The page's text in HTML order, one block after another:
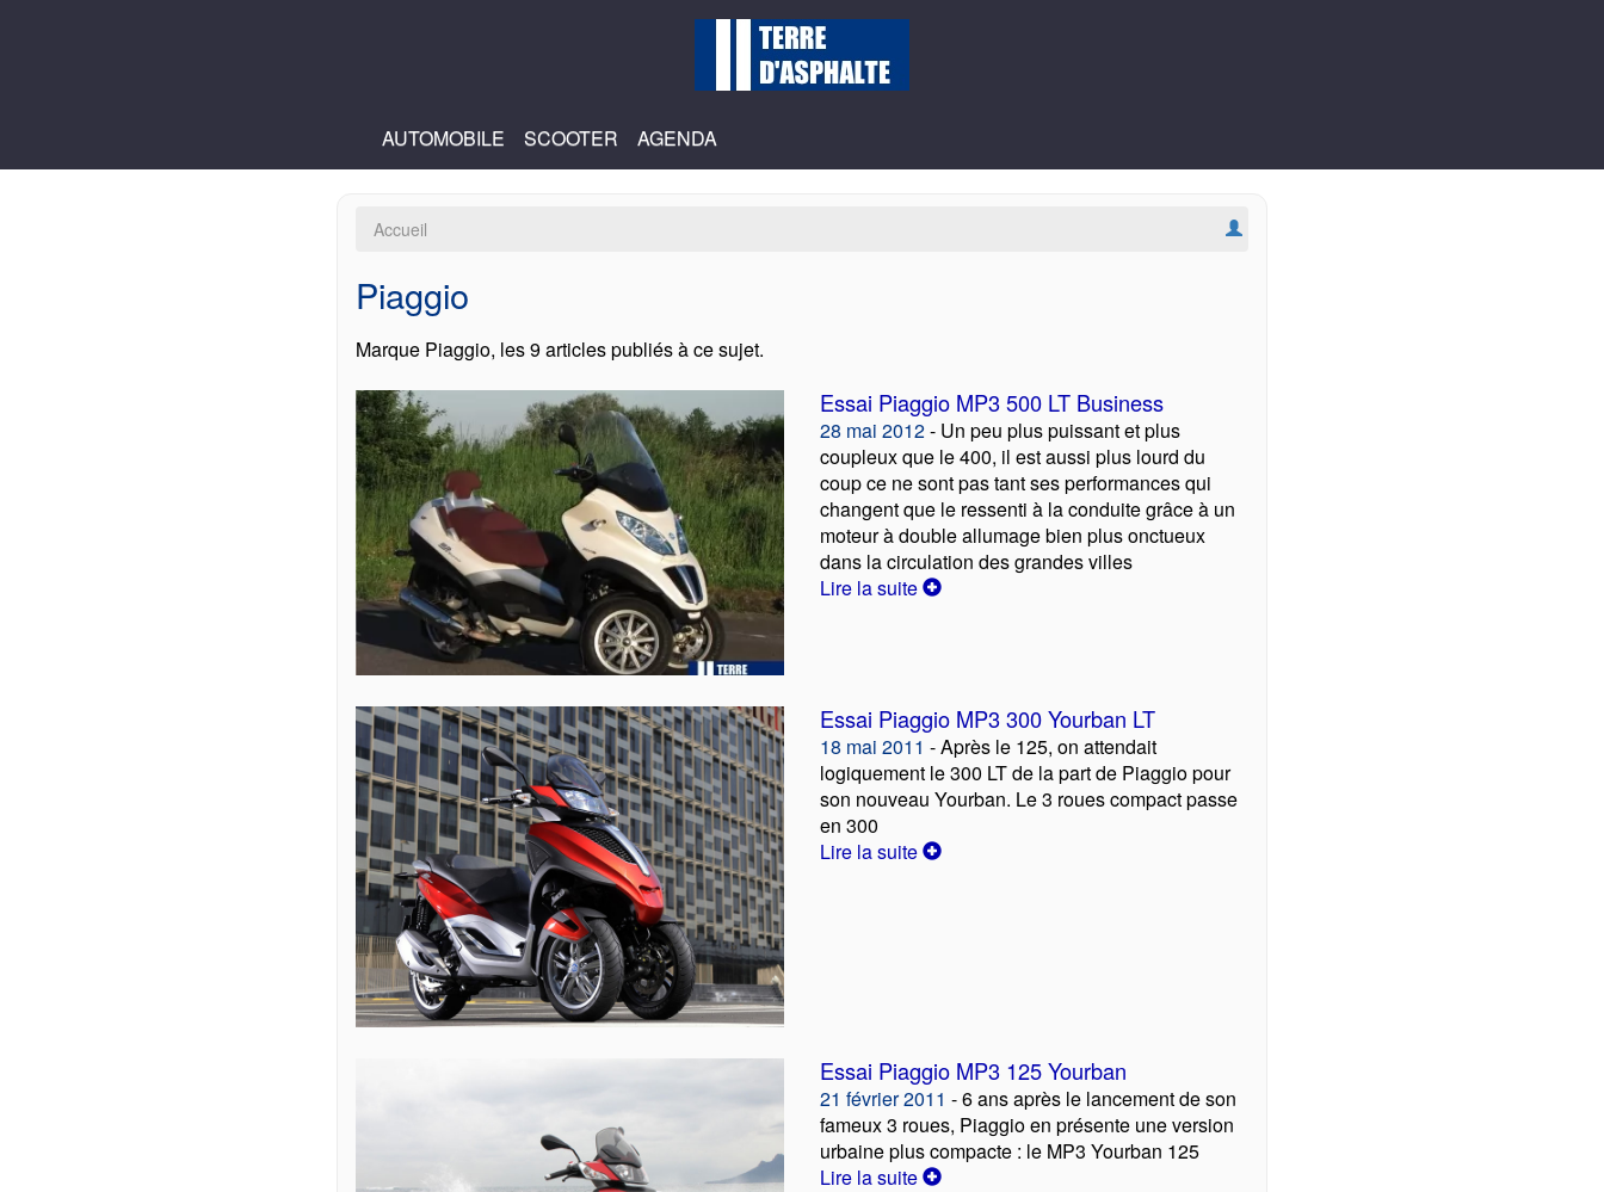
AUTOMOBILE SCOOTER AGENDA
Accueil
Piaggio
Marque Piaggio, les 9 articles publiés à ce sujet.
Essai Piaggio MP3 500 LT Business
28 mai 2012- Un peu plus puissant et plus
coupleux que le 400, il est aussi plus lourd du
coup ce ne sont pas tant ses performances qui
changent que le ressenti à la conduite grâce à un
moteur à double allumage bien plus onctueux
dans la circulation des grandes villes
Lire la suite
Essai Piaggio MP3 300 Yourban LT
18 mai 2011 - Après le 125, on attendait
logiquement le 300 LT de la part de Piaggio pour
son nouveau Yourban. Le 3 roues compact passe
en 300
Lire la suite
Essai Piaggio MP3 125 Yourban
21 février 2011 - 6 ans après le lancement de son
fameux 3 roues, Piaggio en présente une version
urbaine plus compacte : le MP3 Yourban 125
Lire la suite